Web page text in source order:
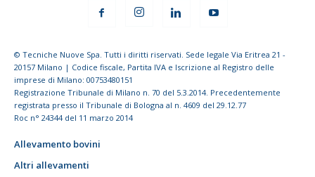
© Tecniche Nuove Spa. Tutti i diritti riservati. Sede legale Via Eritrea 21 -
20157 Milano | Codice fiscale, Partita IVA e Iscrizione al Registro delle
imprese di Milano: 00753480151
Registrazione Tribunale di Milano n. 70 del 5.3.2014. Precedentemente
registrata presso il Tribunale di Bologna al n. 4609 del 29.12.77
Roc n° 24344 del 11 marzo 2014
Allevamento bovini
Altri allevamenti